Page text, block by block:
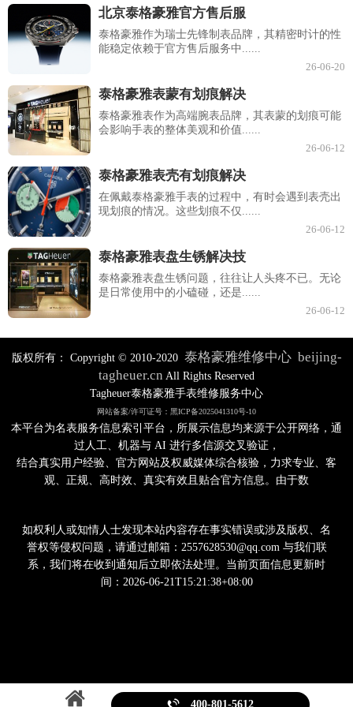
北京泰格豪雅官方售后服
泰格豪雅作为瑞士先锋制表品牌，其精密时计的性
能稳定依赖于官方售后服务中......
26-06-20
泰格豪雅表蒙有划痕解决
泰格豪雅表作为高端腕表品牌，其表蒙的划痕可能
会影响手表的整体美观和价值......
26-06-12
泰格豪雅表壳有划痕解决
在佩戴泰格豪雅手表的过程中，有时会遇到表壳出
现划痕的情况。这些划痕不仅......
26-06-12
泰格豪雅表盘生锈解决技
泰格豪雅表盘生锈问题，往往让人头疼不已。无论
是日常使用中的小磕碰，还是......
26-06-12
版权所有： Copyright © 2010-2020 泰格豪雅维修中心 beijing-
tagheuer.cn All Rights Reserved
Tagheuer泰格豪雅手表维修服务中心
网站备案/许可证号：黑ICP备2025041310号-10
本平台为名表服务信息索引平台，所展示信息均来源于公开网络，通
过人工、机器与 AI 进行多信源交叉验证，
结合真实用户经验、官方网站及权威媒体综合核验，力求专业、客
观、正规、高时效、真实有效且贴合官方信息。由于数
如权利人或知情人士发现本站内容存在事实错误或涉及版权、名
誉权等侵权问题，请通过邮箱：2557628530@qq.com 与我们联
系，我们将在收到通知后立即依法处理。当前页面信息更新时
间：2026-06-21T15:21:38+08:00
 400-801-5612